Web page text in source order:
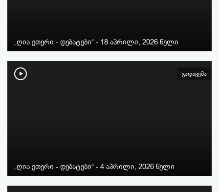
„ღია ეთერი - დებატები“ - 18 აპრილი, 2026 წელი
გადაცემა
„ღია ეთერი - დებატები“ - 4 აპრილი, 2026 წელი